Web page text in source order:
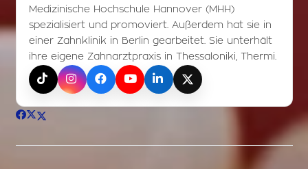
Medizinische Hochschule Hannover (MHH)
spezialisiert und promoviert. Außerdem hat sie in
einer Zahnklinik in Berlin gearbeitet. Sie unterhält
ihre eigene Zahnarztpraxis in Thessaloniki, Thermi.
TikTokInstagramFacebookYouTubeLinkedInX (Twitter)